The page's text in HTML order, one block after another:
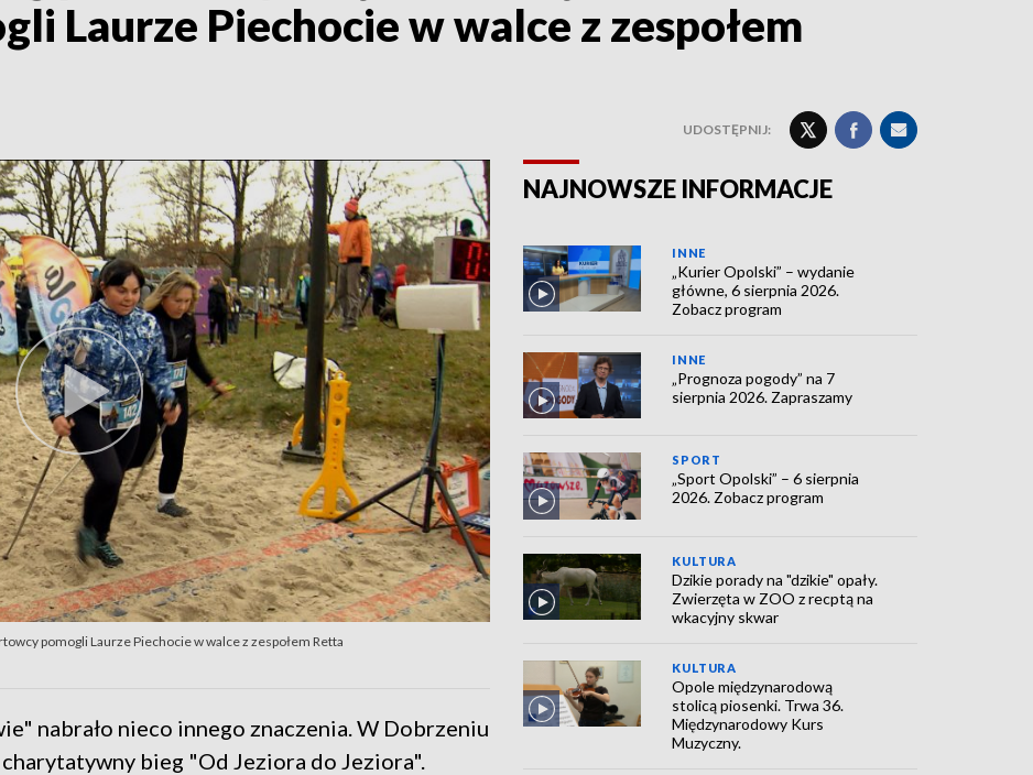
Laurze Piechocie w walce z zespołem
UDOSTĘPNIJ:
pomogli Laurze Piechocie w walce z zespołem Retta
nabrało nieco innego znaczenia. W Dobrzeniu
bieg "Od Jeziora do Jeziora".
NAJNOWSZE INFORMACJE
INNE
„Kurier Opolski” – wydanie
główne, 6 sierpnia 2026.
Zobacz program
INNE
„Prognoza pogody” na 7
sierpnia 2026. Zapraszamy
SPORT
„Sport Opolski” – 6 sierpnia
2026. Zobacz program
KULTURA
Dzikie porady na "dzikie" opały.
Zwierzęta w ZOO z recptą na
wkacyjny skwar
KULTURA
Opole międzynarodową
stolicą piosenki. Trwa 36.
Międzynarodowy Kurs
Muzyczny.